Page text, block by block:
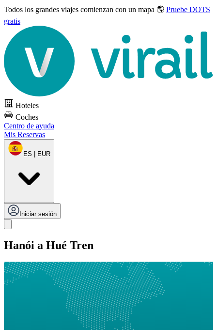
Todos los grandes viajes comienzan con un mapa 🌎 Pruebe DOTS
gratis
Hoteles
Coches
Centro de ayuda
Mis Reservas
ES | EUR
Iniciar sesión
Hanói a Hué Tren